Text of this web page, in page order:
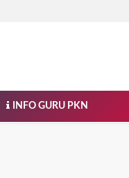
INFO GURU PKN